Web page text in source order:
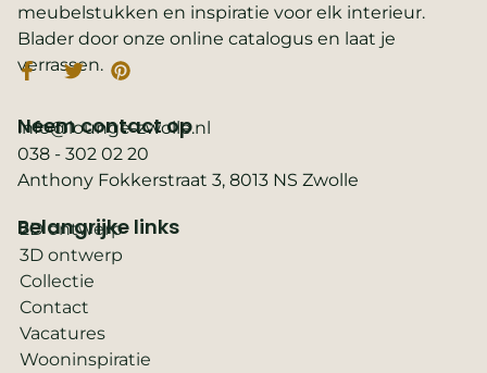
meubelstukken en inspiratie voor elk interieur.
Blader door onze online catalogus en laat je
verrassen.
Belangrijke links
2D ontwerp
3D ontwerp
Collectie
Contact
Vacatures
Wooninspiratie
Neem contact op
info@lounge-zwolle.nl
038 - 302 02 20
Anthony Fokkerstraat 3, 8013 NS Zwolle